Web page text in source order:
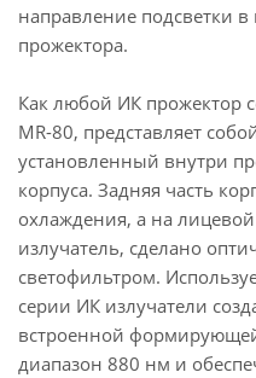
направление подсветки в
прожектора.
Как любой ИК прожектор
МR-80, представляет
установленный внутри
корпуса. Задняя часть
охлаждения, а на
излучатель, сделано
светофильтром.
серии ИК излучатели
встроенной
диапазон 880 нм и